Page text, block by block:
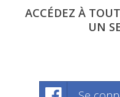
ACCÉDEZ À
UN